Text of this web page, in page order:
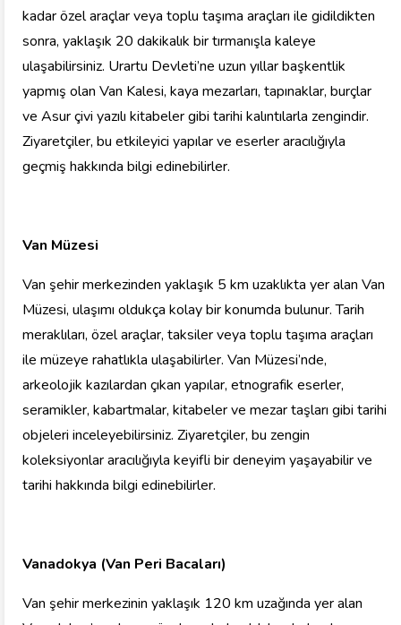
kadar özel araçlar veya toplu taşıma araçları ile gidildikten
sonra, yaklaşık 20 dakikalık bir tırmanışla kaleye
ulaşabilirsiniz. Urartu Devleti’ne uzun yıllar başkentlik
yapmış olan Van Kalesi, kaya mezarları, tapınaklar, burçlar
ve Asur çivi yazılı kitabeler gibi tarihi kalıntılarla zengindir.
Ziyaretçiler, bu etkileyici yapılar ve eserler aracılığıyla
geçmiş hakkında bilgi edinebilirler.
Van Müzesi
Van şehir merkezinden yaklaşık 5 km uzaklıkta yer alan Van
Müzesi, ulaşımı oldukça kolay bir konumda bulunur. Tarih
meraklıları, özel araçlar, taksiler veya toplu taşıma araçları
ile müzeye rahatlıkla ulaşabilirler. Van Müzesi’nde,
arkeolojik kazılardan çıkan yapılar, etnografik eserler,
seramikler, kabartmalar, kitabeler ve mezar taşları gibi tarihi
objeleri inceleyebilirsiniz. Ziyaretçiler, bu zengin
koleksiyonlar aracılığıyla keyifli bir deneyim yaşayabilir ve
tarihi hakkında bilgi edinebilirler.
Vanadokya (Van Peri Bacaları)
Van şehir merkezinin yaklaşık 120 km uzağında yer alan